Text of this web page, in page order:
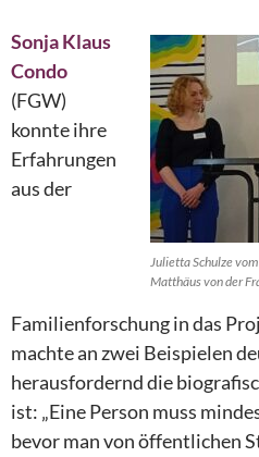
Julietta Schulze
Matthäus von der
Sonja Klaus
Condo
(FGW)
konnte ihre
Erfahrungen
aus der
Familienforschung in das
machte an zwei Beispielen
herausfordernd die
ist: „Eine Person muss
bevor man von öffentlichen